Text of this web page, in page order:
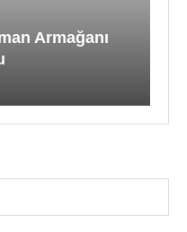
Armağanı